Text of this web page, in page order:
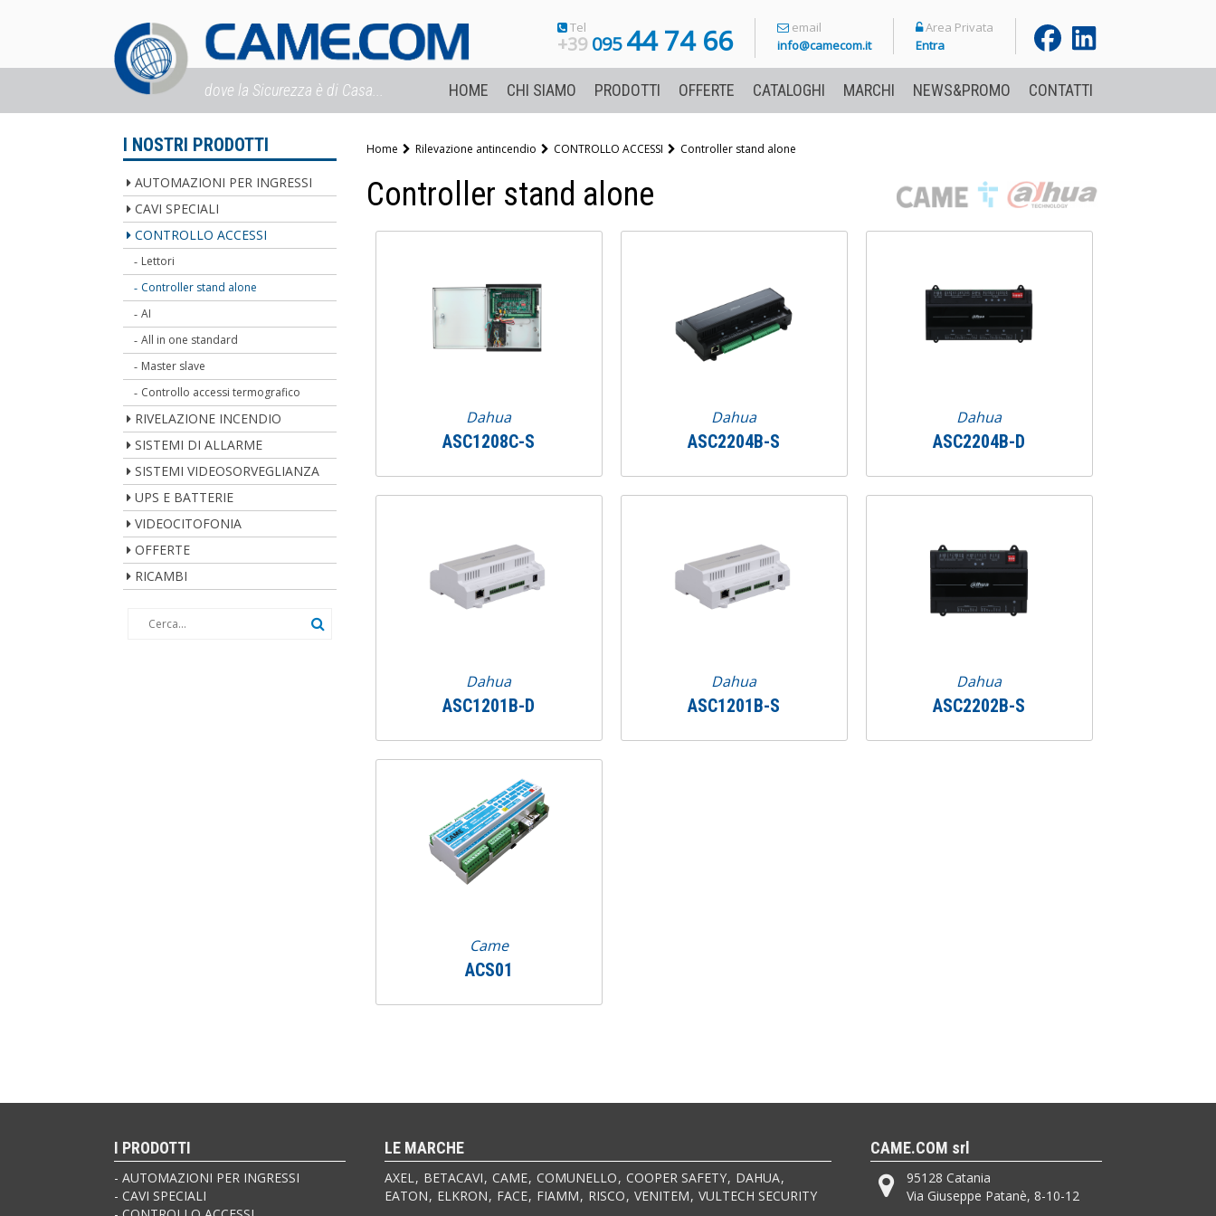
dove la Sicurezza è di Casa...
Area Privata
Entra
email
info@camecom.it
Tel
+39 09544 74 66
HOME CHI SIAMO PRODOTTI OFFERTE CATALOGHI MARCHI NEWS&PROMO CONTATTI
Home Rilevazione antincendio CONTROLLO ACCESSI Controller stand alone
Controller stand alone
Dahua
ASC1208C-S
Dahua
ASC2204B-S
Dahua
ASC2204B-D
Dahua
ASC1201B-D
Dahua
ASC1201B-S
Dahua
ASC2202B-S
Came
ACS01
I NOSTRI PRODOTTI
AUTOMAZIONI PER INGRESSI
CAVI SPECIALI
CONTROLLO ACCESSI
Lettori
Controller stand alone
AI
All in one standard
Master slave
Controllo accessi termografico
RIVELAZIONE INCENDIO
SISTEMI DI ALLARME
SISTEMI VIDEOSORVEGLIANZA
UPS E BATTERIE
VIDEOCITOFONIA
OFFERTE
RICAMBI
I PRODOTTI
AUTOMAZIONI PER INGRESSI
CAVI SPECIALI
LE MARCHE
AXEL BETACAVI CAME COMUNELLO COOPER SAFETY DAHUA
EATON ELKRON FACE FIAMM RISCO VENITEM VULTECH SECURITY
CAME.COM srl
95128 Catania
Via Giuseppe Patanè, 8-10-12